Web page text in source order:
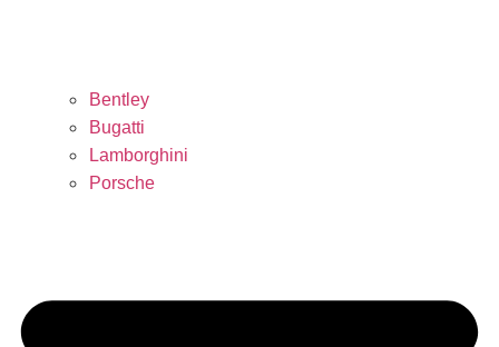
Bentley
Bugatti
Lamborghini
Porsche